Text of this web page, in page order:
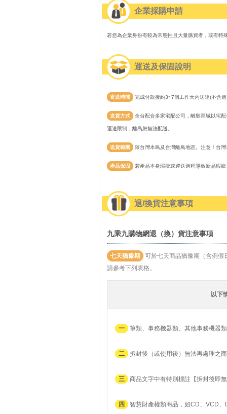
企業採購申請
若您為企業身份有較為常態性且大量購買者，或有特
運送及保固說明
寄送時間 完成付款後約3~7個工作天內送達(不含
送貨方式 全台配合多家宅配公司，離島區域以宅
運送限制，離島恕無法配送。
送貨範圍 限台灣本島及台灣離島地區。注意！台
產品保固 若產品本身瑕疵或運送過程導致新品瑕
退/換貨注意事項
九乘九購物網退（換）貨注意事項
七天猶豫期
可於七天商品猶豫期（含例假
請參考下列表格。
以下
一 筆類、事務機器類、其他事務機器
二 拆封後（或使用後）無法再處理之
三 商品文字中有特別標註【拆封後即
四 智慧財產權類商品，如CD、VCD